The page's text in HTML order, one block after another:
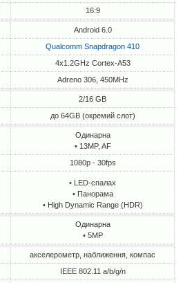
16:9
Android 6.0
Qualcomm Snapdragon 410
4x1.2GHz Cortex-A53
Adreno 306, 450MHz
2/16 GB
до 64GB (окремий слот)
Одинарна
• 13MP, AF
1080p - 30fps
• LED-спалах
• Панорама
• High Dynamic Range (HDR)
Одинарна
• 5MP
акселерометр, наближення, компас
IEEE 802.11 a/b/g/n